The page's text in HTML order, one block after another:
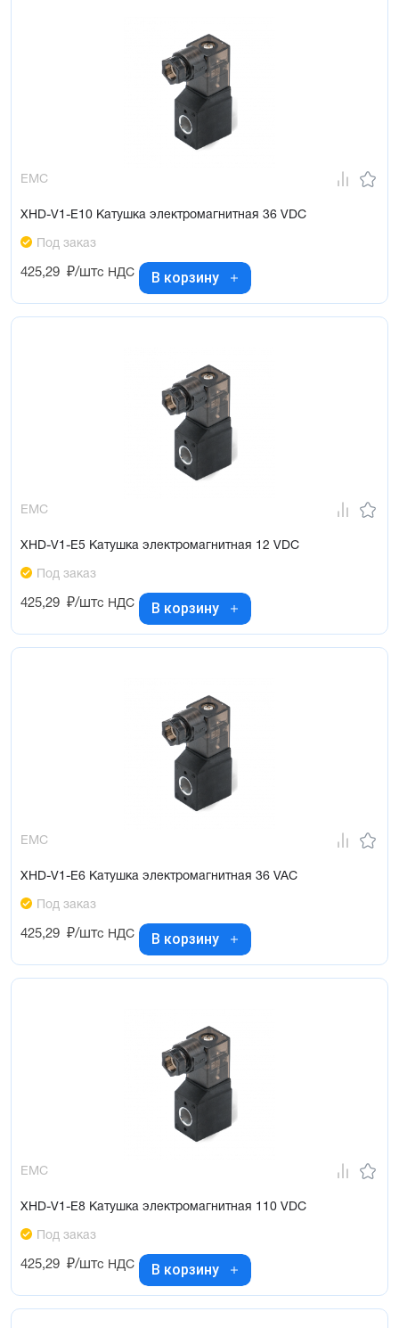
EMC
XHD-V1-E10 Катушка электромагнитная 36 VDC
Под заказ
425,29 ₽/штс НДС В корзину
EMC
XHD-V1-E5 Катушка электромагнитная 12 VDC
Под заказ
425,29 ₽/штс НДС В корзину
EMC
XHD-V1-E6 Катушка электромагнитная 36 VAC
Под заказ
425,29 ₽/штс НДС В корзину
EMC
XHD-V1-E8 Катушка электромагнитная 110 VDC
Под заказ
425,29 ₽/штс НДС В корзину